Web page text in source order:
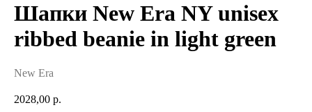
Шапки New Era NY unisex
ribbed beanie in light green
New Era
2028,00 р.